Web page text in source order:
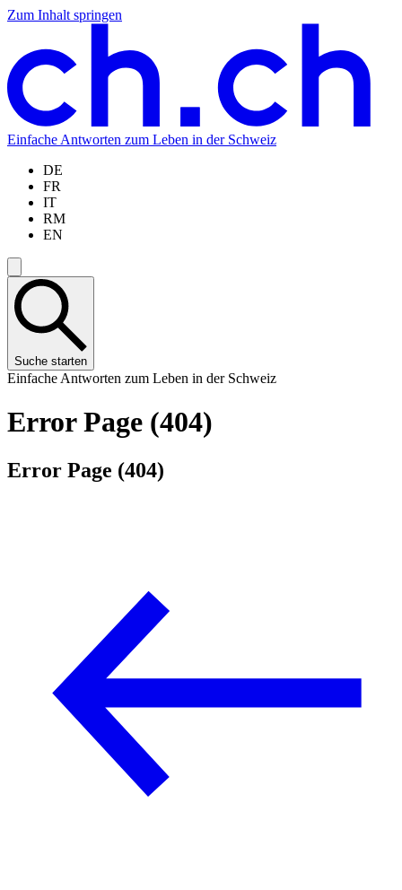
Zum Inhalt springen
Zum
springen
Zur
springen
Zur
springen
Zur
springen
Einfache Antworten zum Leben in der Schweiz
DE
FR
IT
RM
EN
Suche starten
Einfache Antworten zum Leben in der Schweiz
Error Page (404)
Error Page (404)